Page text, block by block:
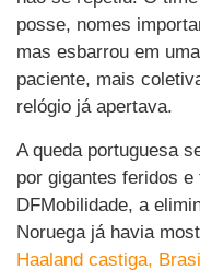
posse, nomes
mas esbarrou em
paciente, mais
relógio já apertava.
A queda portuguesa
por gigantes feridos
DFMobilidade, a
Noruega já havia
Haaland castiga,